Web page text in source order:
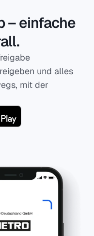
– einfache
und alles
mit der